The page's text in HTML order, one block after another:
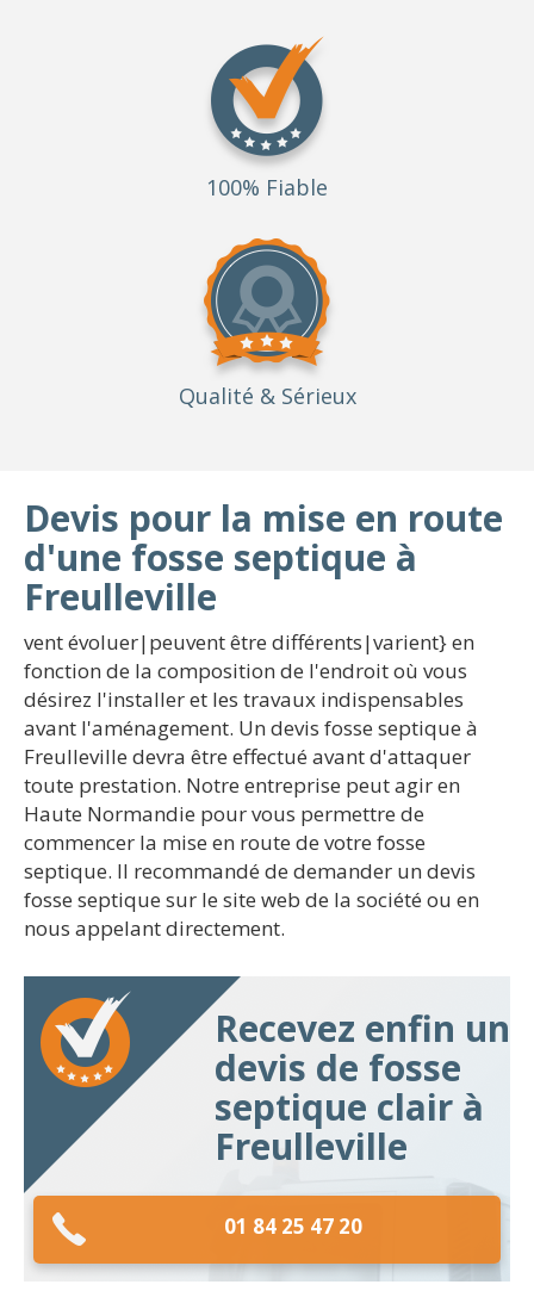
100% Fiable
Qualité & Sérieux
Devis pour la mise en route
d'une fosse septique à
Freulleville
vent évoluer|peuvent être différents|varient} en
fonction de la composition de l'endroit où vous
désirez l'installer et les travaux indispensables
avant l'aménagement. Un devis fosse septique à
Freulleville devra être effectué avant d'attaquer
toute prestation. Notre entreprise peut agir en
Haute Normandie pour vous permettre de
commencer la mise en route de votre fosse
septique. Il recommandé de demander un devis
fosse septique sur le site web de la société ou en
nous appelant directement.
Recevez enfin un
devis de fosse
septique clair à
Freulleville
01 84 25 47 20